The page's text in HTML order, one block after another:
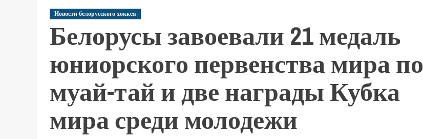
Новости белорусского хоккея
Белорусы завоевали 21 медаль
юниорского первенства мира по
муай-тай и две награды Кубка
мира среди молодежи